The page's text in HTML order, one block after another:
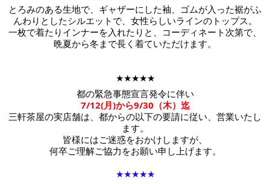
とろみのある生地で、ギャザーにした袖、ゴムが入った裾がふ
んわりとしたシルエットで、女性らしいラインのトップス。
一枚で着たりインナーを入れたりと、コーディネート次第で、
晩夏から冬まで長く着ていただけます。
★★★★★
都の緊急事態宣言発令に伴い
7/12(月)から9/30（木）迄
三軒茶屋の実店舗は、都からの以下の要請に従い、営業いたし
ます。
皆様にはご迷惑をおかけしますが、
何卒ご理解ご協力をお願い申し上げます。
★★★★★